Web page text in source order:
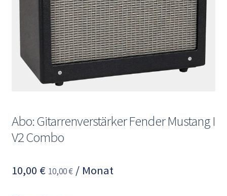
Mein Konto
Abo: Gitarrenverstärker Fender Mustang I
V2 Combo
10,00 € 10,00€ / Monat